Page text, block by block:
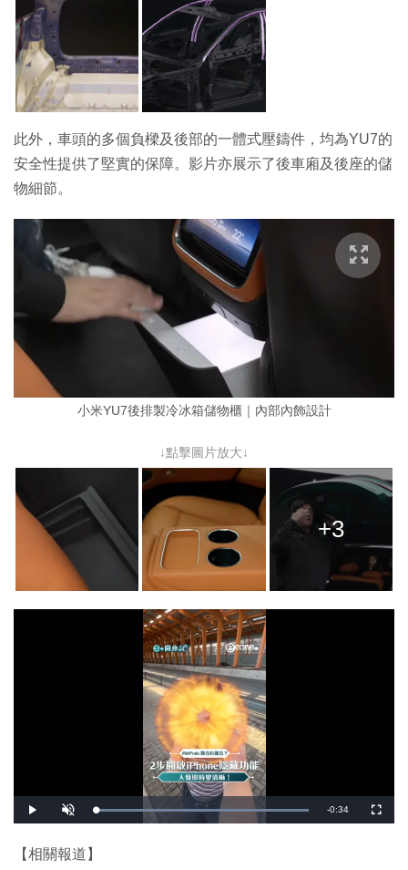
此外，車頭的多個負樑及後部的一體式壓鑄件，均為YU7的
安全性提供了堅實的保障。影片亦展示了後車廂及後座的儲
物細節。
小米YU7後排製冷冰箱儲物櫃｜內部內飾設計
↓點擊圖片放大↓
+3
播
放
開
啟
載
入
剩
-0:34
全
螢
【相關報道】